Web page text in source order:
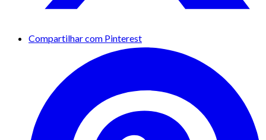
Compartilhar com Pinterest